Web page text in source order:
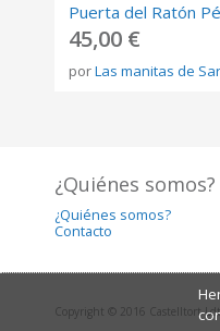
45,00 €
porLas manitas de
¿Quiénes somos?
¿Quiénes somos?
Contacto
Copyright © 2016 Castelltort